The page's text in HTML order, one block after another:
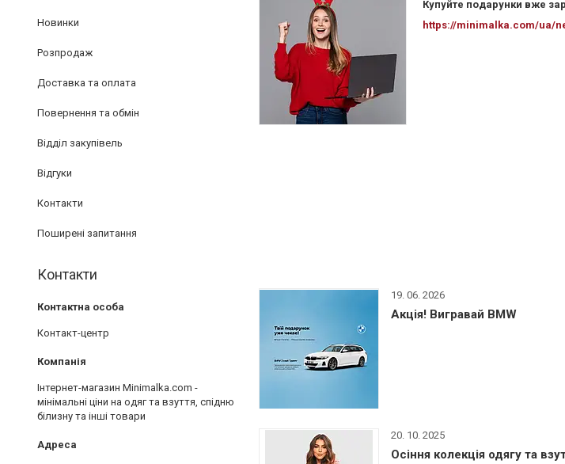
Купуйте подарунки вже
https://minimalka.com/ua/
19. 06. 2026
Акція! Вигравай BMW
20. 10. 2025
Осіння колекція одягу та
Новинки
Розпродаж
Доставка та оплата
Повернення та обмін
Відділ закупівель
Відгуки
Контакти
Поширені запитання
Контакти
Контакт-центр
Інтернет-магазин Minimalka.com -
мінімальні ціни на одяг та взуття, спідню
білизну та інші товари